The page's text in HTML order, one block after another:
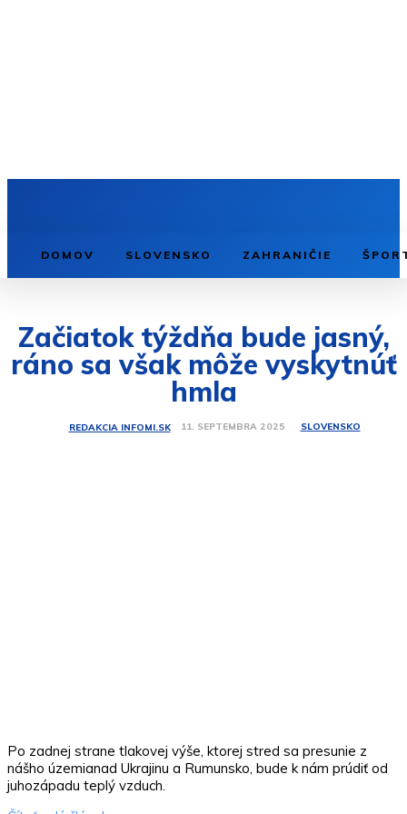
DOMOV SLOVENSKO ZAHRANIČIE
Začiatok týždňa bude jasný,
ráno sa však môže vyskytnúť
hmla
REDAKCIA INFOMI.SK 11. SEPTEMBRA 2025 SLOVENSKO
Po zadnej strane tlakovej výše, ktorej stred sa presunie z
nášho územianad Ukrajinu a Rumunsko, bude k nám prúdiť od
juhozápadu teplý vzduch.